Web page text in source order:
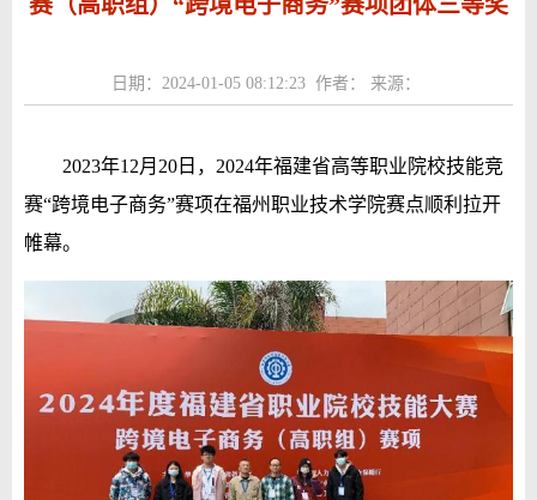
日期：2024-01-05 08:12:23 作者： 来源：
2023年12月20日，2024年福建省高等职业院校技能竞
赛“跨境电子商务”赛项在福州职业技术学院赛点顺利拉开
帷幕。